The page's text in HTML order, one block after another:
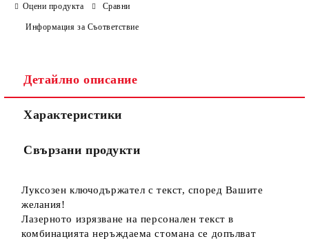
Оцени продукта Сравни
Информация за Съответствие
Детайлно описание
Характеристики
Свързани продукти
Луксозен ключодържател с текст, според Вашите
желания!
Лазерното изрязване на персонален текст в
комбинацията неръждаема стомана се допълват